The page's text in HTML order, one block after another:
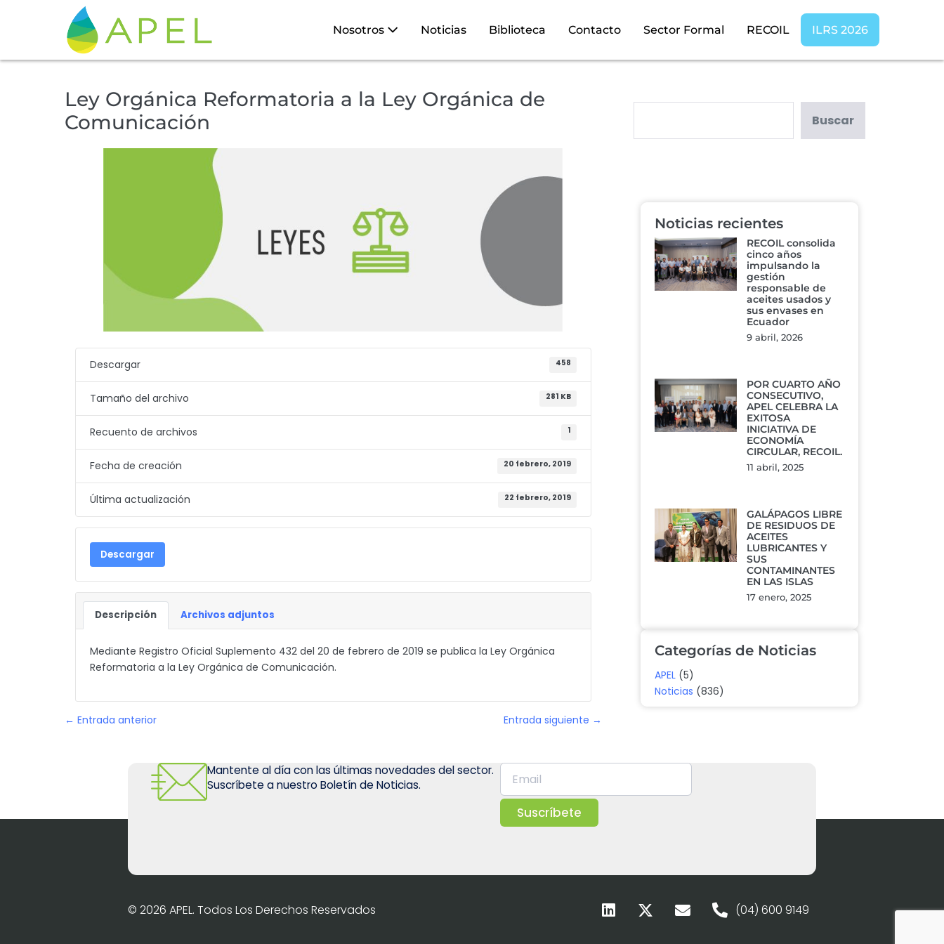
Nosotros Noticias Biblioteca Contacto Sector Formal RECOIL ILRS 2026
Ley Orgánica Reformatoria a la Ley Orgánica de
Comunicación
Descargar 458
Tamaño del archivo 281 KB
Recuento de archivos 1
Fecha de creación 20 febrero, 2019
Última actualización 22 febrero, 2019
Descargar
Descripción Archivos adjuntos
Mediante Registro Oficial Suplemento 432 del 20 de febrero de 2019 se publica la Ley Orgánica
Reformatoria a la Ley Orgánica de Comunicación.
← Entrada anterior Entrada siguiente →
Buscar
Noticias recientes
RECOIL consolida
cinco años
impulsando la
gestión
responsable de
aceites usados y
sus envases en
Ecuador
9 abril, 2026
POR CUARTO AÑO
CONSECUTIVO,
APEL CELEBRA LA
EXITOSA
INICIATIVA DE
ECONOMÍA
CIRCULAR, RECOIL.
11 abril, 2025
GALÁPAGOS LIBRE
DE RESIDUOS DE
ACEITES
LUBRICANTES Y
SUS
CONTAMINANTES
EN LAS ISLAS
17 enero, 2025
Categorías de Noticias
APEL(5)
Noticias (836)
Mantente al día con las últimas novedades del sector.
Suscríbete a nuestro Boletín de Noticias.
Suscríbete
© 2026 APEL. Todos Los Derechos Reservados (04) 600 9149